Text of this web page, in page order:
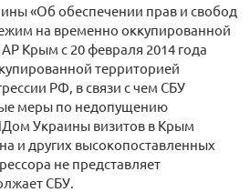
«Об обеспечении прав и свобод
на временно оккупированной
Крым с 20 февраля 2014 года
территорией
РФ, в связи с чем СБУ
меры по недопущению
Украины визитов в Крым
и других высокопоставленных
не представляет
СБУ.